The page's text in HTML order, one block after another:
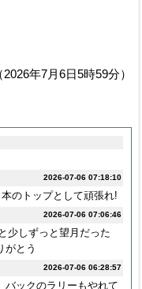
2026年7月6日5時59分）
2026-07-06 07:18:10
のトップとして頑張れ!
2026-07-06 07:06:46
少しずっと望月だった
がとう
2026-07-06 06:28:57
バックのラリーもやれて